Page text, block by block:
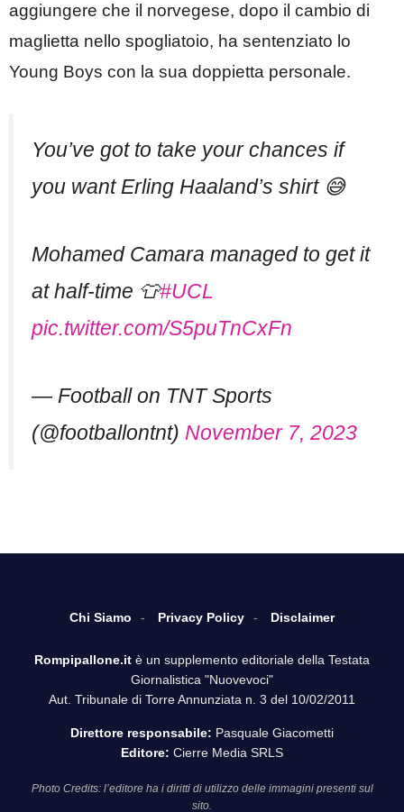
aggiungere che il norvegese, dopo il cambio di
maglietta nello spogliatoio, ha sentenziato lo
Young Boys con la sua doppietta personale.
You’ve got to take your chances if
you want Erling Haaland’s shirt 😅
Mohamed Camara managed to get it
at half-time 👕#UCL
pic.twitter.com/S5puTnCxFn
— Football on TNT Sports
(@footballontnt) November 7, 2023
Chi Siamo Privacy Policy Disclaimer
Rompipallone.it è un supplemento editoriale della Testata
Giornalistica "Nuovevoci"
Aut. Tribunale di Torre Annunziata n. 3 del 10/02/2011
Direttore responsabile: Pasquale Giacometti
Editore: Cierre Media SRLS
Photo Credits: l’editore ha i diritti di utilizzo delle immagini presenti sul
sito.